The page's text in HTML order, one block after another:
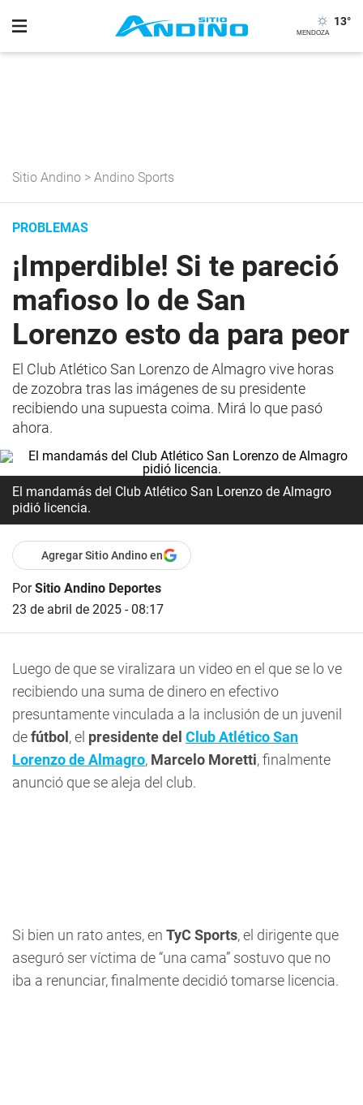
13°
Sitio Andino > Andino Sports
PROBLEMAS
¡Imperdible! Si te pareció
mafioso lo de San
Lorenzo esto da para peor
El Club Atlético San Lorenzo de Almagro vive horas
de zozobra tras las imágenes de su presidente
recibiendo una supuesta coima. Mirá lo que pasó
ahora.
El mandamás del Club Atlético San Lorenzo de Almagro
pidió licencia.
Agregar Sitio Andino en
PorSitio Andino Deportes
23 de abril de 2025 - 08:17
Luego de que se viralizara un video en el que se lo ve
recibiendo una suma de dinero en efectivo
presuntamente vinculada a la inclusión de un juvenil
defútbol , el presidente del Club Atlético San
Lorenzo de Almagro, Marcelo Moretti, finalmente
anunció que se aleja del club.
Si bien un rato antes, en TyC Sports, el dirigente que
aseguró ser víctima de “una cama” sostuvo que no
iba a renunciar, finalmente decidió tomarse licencia.